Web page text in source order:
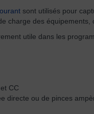
sont utilisés pour
charge des
utile dans les
CC
directe ou de pinces